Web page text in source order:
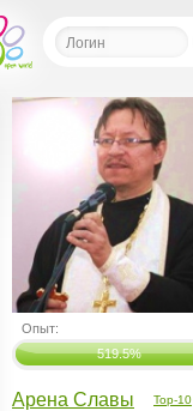
друзей
Опыт:
519.5%
Top-10
Арена Славы